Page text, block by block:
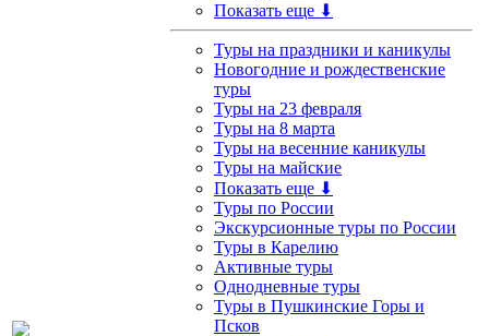
Показать еще ⬇
Туры на праздники и каникулы
Новогодние и рождественские
туры
Туры на 23 февраля
Туры на 8 марта
Туры на весенние каникулы
Туры на майские
Показать еще ⬇
Туры по России
Экскурсионные туры по России
Туры в Карелию
Активные туры
Однодневные туры
Туры в Пушкинские Горы и
Псков